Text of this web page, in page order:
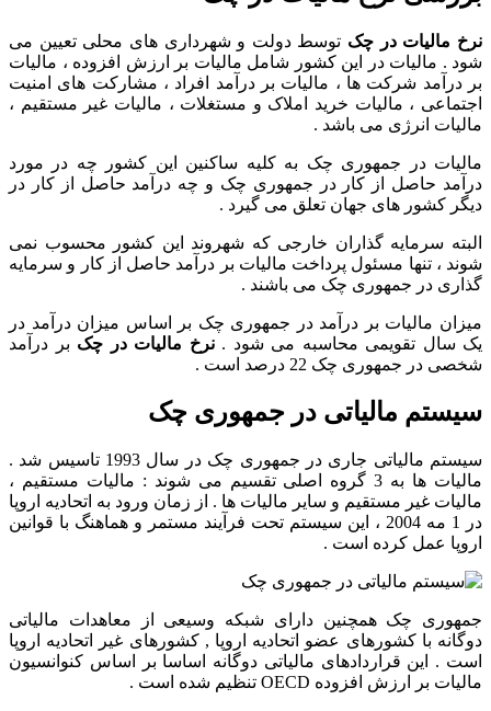
نرخ مالیات در چک توسط دولت و شهرداری های محلی تعیین می
شود . مالیات در این کشور شامل مالیات بر ارزش افزوده ، مالیات
بر درآمد شرکت ها ، مالیات بر درآمد افراد ، مشارکت های امنیت
اجتماعی ، مالیات خرید املاک و مستغلات ، مالیات غیر مستقیم ،
مالیات انرژی می باشد .
مالیات در جمهوری چک به کلیه ساکنین این کشور چه در مورد
درآمد حاصل از کار در جمهوری چک و چه درآمد حاصل از کار در
دیگر کشور های جهان تعلق می گیرد .
البته سرمایه گذاران خارجی که شهروند این کشور محسوب نمی
شوند ، تنها مسئول پرداخت مالیات بر درآمد حاصل از کار و سرمایه
گذاری در جمهوری چک می باشند .
میزان مالیات بر درآمد در جمهوری چک بر اساس میزان درآمد در
یک سال تقویمی محاسبه می شود .نرخ مالیات در چک بر درآمد
شخصی در جمهوری چک 22 درصد است .
سیستم مالیاتی در جمهوری چک
سیستم مالیاتی جاری در جمهوری چک در سال 1993 تاسیس شد .
مالیات ها به 3 گروه اصلی تقسیم می شوند : مالیات مستقیم ،
مالیات غیر مستقیم و سایر مالیات ها . از زمان ورود به اتحادیه اروپا
در 1 مه 2004 ، این سیستم تحت فرآیند مستمر و هماهنگ با قوانین
اروپا عمل کرده است .
جمهوری چک همچنین دارای شبکه وسیعی از معاهدات مالیاتی
دوگانه با کشورهای عضو اتحادیه اروپا , کشورهای غیر اتحادیه اروپا
است . این قراردادهای مالیاتی دوگانه اساسا بر اساس کنوانسیون
مالیات بر ارزش افزوده OECD تنظیم شده است .